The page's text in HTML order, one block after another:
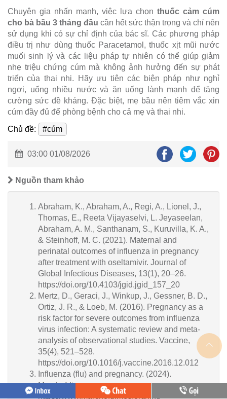
Chuyên gia nhấn mạnh, việc lựa chọn thuốc cảm cúm
cho bà bầu 3 tháng đầu cần hết sức thận trọng và chỉ nên
sử dụng khi có sự chỉ định của bác sĩ. Các phương pháp
điều trị như dùng thuốc Paracetamol, thuốc xịt mũi nước
muối sinh lý và các liệu pháp tự nhiên có thể giúp giảm
nhẹ triệu chứng cúm mà không ảnh hưởng đến sự phát
triển của thai nhi. Hãy ưu tiên các biện pháp như nghỉ
ngơi, uống nhiều nước và ăn uống lành mạnh để tăng
cường sức đề kháng. Đặc biệt, mẹ bầu nên tiêm vắc xin
cúm đầy đủ để phòng bệnh cho cả mẹ và thai nhi.
Chủ đề:
#cúm
03:00 01/08/2026
Nguồn tham khảo
Abraham, K., Abraham, A., Regi, A., Lionel, J.,
Thomas, E., Reeta Vijayaselvi, L. Jeyaseelan,
Abraham, A. M., Santhanam, S., Kuruvilla, K. A.,
& Steinhoff, M. C. (2021). Maternal and
perinatal outcomes of influenza in pregnancy
after treatment with oseltamivir. Journal of
Global Infectious Diseases, 13(1), 20–26.
https://doi.org/10.4103/jgid.jgid_157_20
Mertz, D., Geraci, J., Winkup, J., Gessner, B. D.,
Ortiz, J. R., & Loeb, M. (2016). Pregnancy as a
risk factor for severe outcomes from influenza
virus infection: A systematic review and meta-
analysis of observational studies. Vaccine,
35(4), 521–528.
https://doi.org/10.1016/j.vaccine.2016.12.012
Influenza (flu) and pregnancy. (2024).
Marchofdimes.org.
https://www.marchofdimes.org/find-